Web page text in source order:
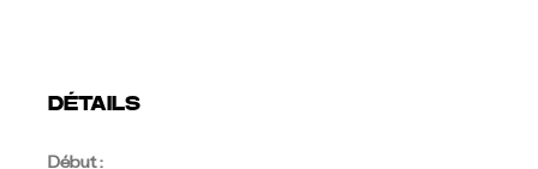
DÉTAILS
Début :